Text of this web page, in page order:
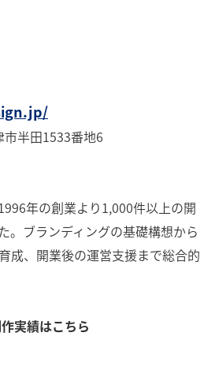
半田1533番地6
年の創業より1,000件以上の開
。ブランディングの基礎構想から
成、開業後の運営支援まで総合的
実績はこちら